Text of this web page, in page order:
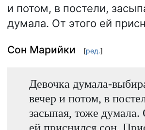
и потом, в постели,
думала. От этого ей
Сон Марийки [ред.]
Девочка думала-
вечер и потом, в
засыпая, тоже думала.
ей приснился сон.